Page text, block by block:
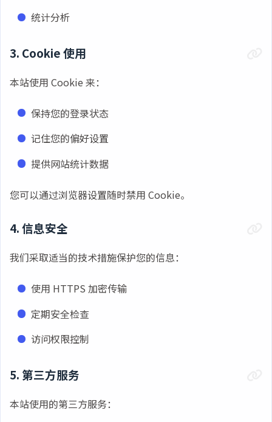
统计分析
3. Cookie 使用
本站使用 Cookie 来：
保持您的登录状态
记住您的偏好设置
提供网站统计数据
您可以通过浏览器设置随时禁用 Cookie。
4. 信息安全
我们采取适当的技术措施保护您的信息：
使用 HTTPS 加密传输
定期安全检查
访问权限控制
5. 第三方服务
本站使用的第三方服务：